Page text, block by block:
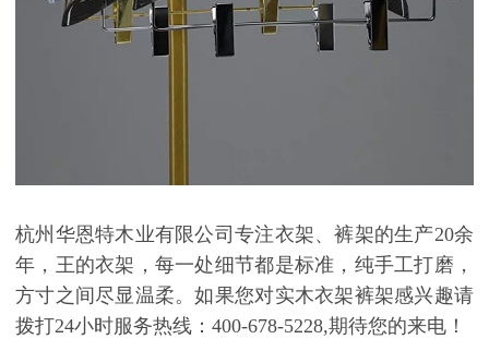
杭州华恩特木业有限公司 专注衣架、裤架的生产20余
年，王的衣架，每一处细节都是标准，纯手工打磨，
方寸之间尽显温柔。如果您对实木衣架裤架感兴趣请
拨打24小时服务热线：400-678-5228,期待您的来电！